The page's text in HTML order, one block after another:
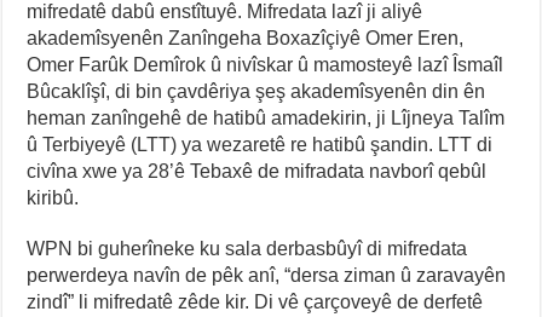
mifredatê dabû enstîtuyê. Mifredata lazî ji aliyê
akademîsyenên Zanîngeha Boxazîçiyê Omer Eren,
Omer Farûk Demîrok û nivîskar û mamosteyê lazî Îsmaîl
Bûcaklîşî, di bin çavdêriya şeş akademîsyenên din ên
heman zanîngehê de hatibû amadekirin, ji Lîjneya Talîm
û Terbiyeyê (LTT) ya wezaretê re hatibû şandin. LTT di
civîna xwe ya 28’ê Tebaxê de mifradata navborî qebûl
kiribû.
WPN bi guherîneke ku sala derbasbûyî di mifredata
perwerdeya navîn de pêk anî, “dersa ziman û zaravayên
zindî” li mifredatê zêde kir. Di vê çarçoveyê de derfetê